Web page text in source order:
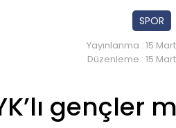
SPOR
Yayınlanma : 15
Düzenleme : 15
gençler